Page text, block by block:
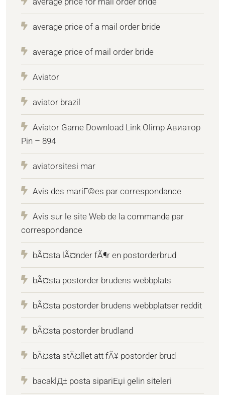
average price of a mail order bride
average price of mail order bride
Aviator
aviator brazil
Aviator Game Download Link Olimp Авиатор
Pin – 894
aviatorsitesi mar
Avis des mariГ©es par correspondance
Avis sur le site Web de la commande par
correspondance
bÃ¤sta lÃ¤nder fÃ¶r en postorderbrud
bÃ¤sta postorder brudens webbplats
bÃ¤sta postorder brudens webbplatser reddit
bÃ¤sta postorder brudland
bÃ¤sta stÃ¤llet att fÃ¥ postorder brud
bacaklД± posta sipariЕџi gelin siteleri